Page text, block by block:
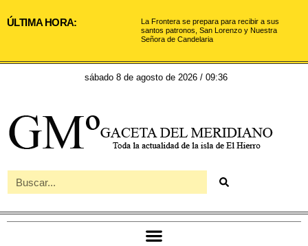
ÚLTIMA HORA:
La Frontera se prepara para recibir a sus
santos patronos, San Lorenzo y Nuestra
Señora de Candelaria
sábado 8 de agosto de 2026 / 09:36